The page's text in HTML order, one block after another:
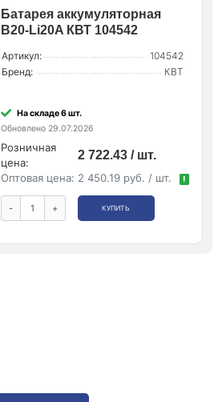
Батарея аккумуляторная
B20-Li20A КВТ 104542
Артикул:
104542
Бренд:
КВТ
На складе 6 шт.
Обновлено 29.07.2026
Розничная
цена:
2 722.43 / шт.
Оптовая цена: 2 450.19 руб. / шт. !
- + КУПИТЬ